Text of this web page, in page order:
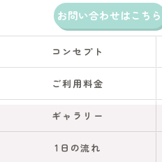
お問い合わせはこちら
コンセプト
ご利用料金
ギャラリー
1日の流れ